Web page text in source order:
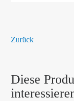
Zurück
Diese